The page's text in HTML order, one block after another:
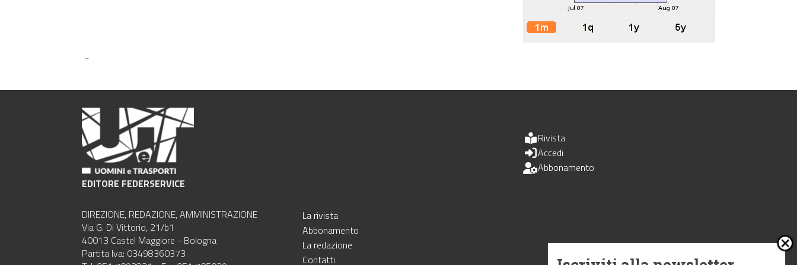
-
EDITORE FEDERSERVICE
DIREZIONE, REDAZIONE, AMMINISTRAZIONE
Via G. Di Vittorio, 21/b1
40013 Castel Maggiore - Bologna
Partita Iva: 03498360373
La rivista
Abbonamento
La redazione
Contatti
Rivista
Accedi
Abbonamento